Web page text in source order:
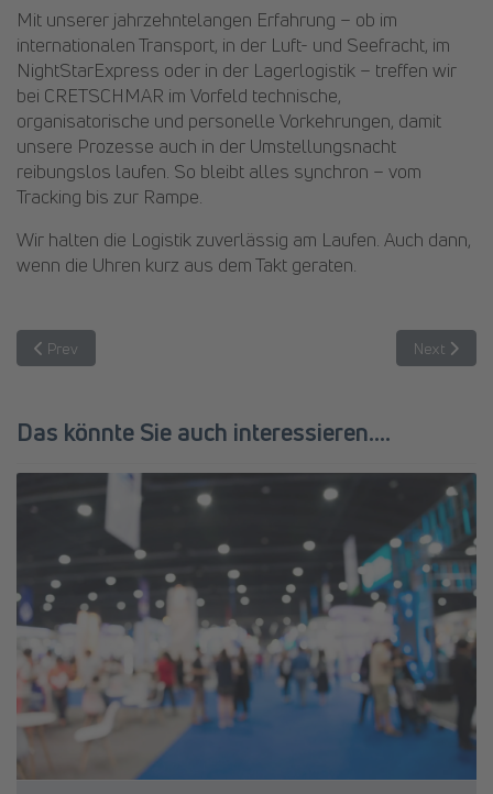
Mit unserer jahrzehntelangen Erfahrung – ob im
internationalen Transport, in der Luft- und Seefracht, im
NightStarExpress oder in der Lagerlogistik – treffen wir
bei CRETSCHMAR im Vorfeld technische,
organisatorische und personelle Vorkehrungen, damit
unsere Prozesse auch in der Umstellungsnacht
reibungslos laufen. So bleibt alles synchron – vom
Tracking bis zur Rampe.
Wir halten die Logistik zuverlässig am Laufen. Auch dann,
wenn die Uhren kurz aus dem Takt geraten.
Previous article: Yvonne bringt Kinder zum Lächeln
Prev Next
Next
Das könnte Sie auch interessieren....